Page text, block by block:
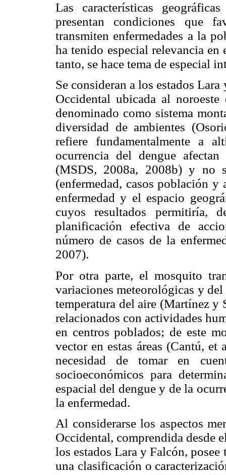
Las características
presentan condiciones que
transmiten enfermedades a la
ha tenido especial relevancia
tanto, se hace tema de especial
Se consideran a los estados
Occidental ubicada al
denominado como sistema
diversidad de ambientes
refiere fundamentalmente a
ocurrencia del dengue
(MSDS, 2008a, 2008b) y no
(enfermedad, casos población y
enfermedad y el espacio
cuyos resultados permitiría,
planificación efectiva de
número de casos de la
2007).
Por otra parte, el mosquito
variaciones meteorológicas y
temperatura del aire (Martínez y
relacionados con actividades
en centros poblados; de este
vector en estas áreas (Cantú,
necesidad de tomar en
socioeconómicos para
espacial del dengue y de la
la enfermedad.
Al considerarse los aspectos
Occidental, comprendida desde
los estados Lara y Falcón,
una clasificación o